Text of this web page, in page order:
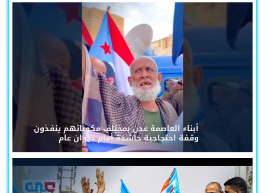
أبناء العاصمة عدن بمختلف مكوناتهم ينفذون
وقفة احتجاجية حاشدة أمام ديوان عام